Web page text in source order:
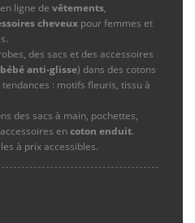
ligne de vêtements,
cheveux pour femmes et
des sacs et des accessoires
anti-glisse) dans des cotons
: motifs fleuris, tissu à
des sacs à main, pochettes,
encoton enduit.
à prix accessibles.